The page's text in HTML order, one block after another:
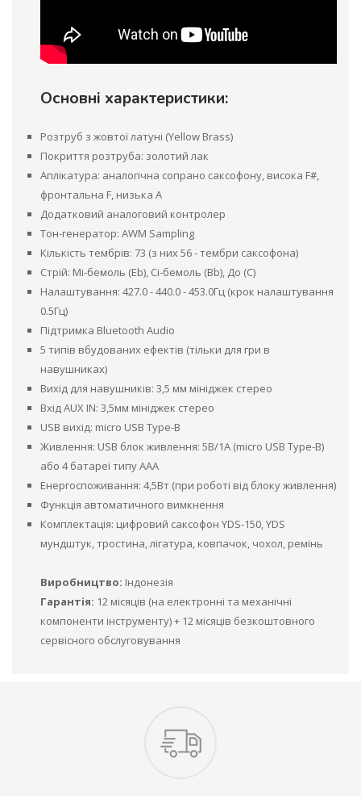
Основні характеристики:
Розтруб з жовтої латуні (Yellow Brass)
Покриття розтруба: золотий лак
Аплікатура: аналогічна сопрано саксофону, висока F#,
фронтальна F, низька A
Додатковий аналоговий контролер
Тон-генератор: AWM Sampling
Кількість тембрів: 73 (з них 56 - тембри саксофона)
Стрій: Мі-бемоль (Eb), Сі-бемоль (Bb), До (C)
Налаштування: 427.0 - 440.0 - 453.0Гц (крок налаштування
0.5Гц)
Підтримка Bluetooth Audio
5 типів вбудованих ефектів (тільки для гри в
навушниках)
Вихід для навушників: 3,5 мм мініджек стерео
Вхід AUX IN: 3,5мм мініджек стерео
USB вихід: micro USB Type-B
Живлення: USB блок живлення: 5В/1A (micro USB Type-B)
або 4 батареї типу ААА
Енергоспоживання: 4,5Вт (при роботі від блоку живлення)
Функція автоматичного вимкнення
Комплектація: цифровий саксофон YDS-150, YDS
мундштук, тростина, лігатура, ковпачок, чохол, ремінь
Виробництво: Індонезія
Гарантія: 12 місяців (на електронні та механічні
компоненти інструменту) + 12 місяців безкоштовного
сервісного обслуговування